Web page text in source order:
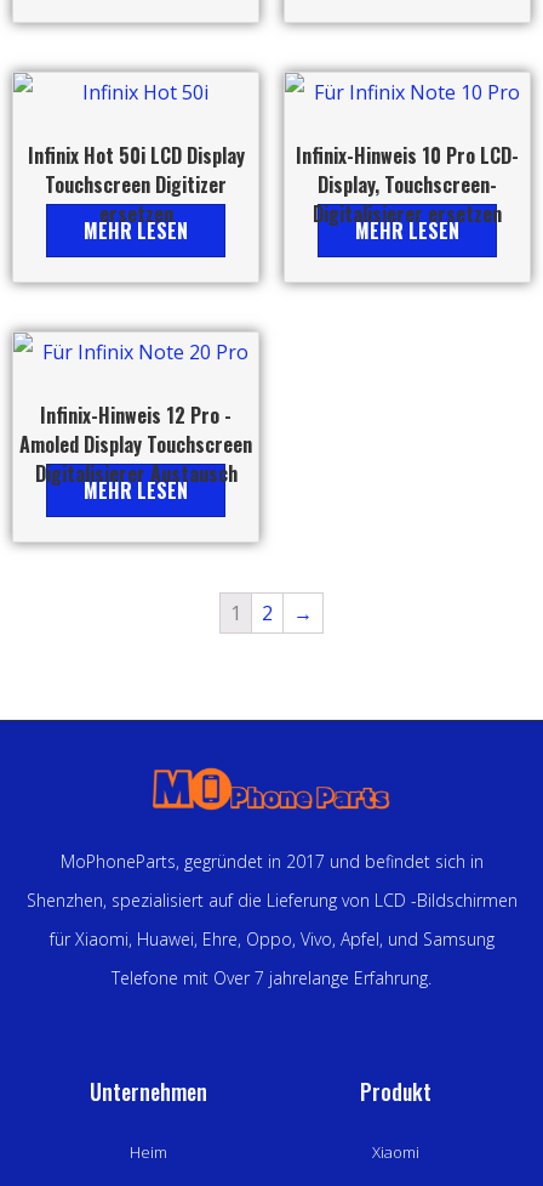
Infinix Hot 50i LCD Display
Touchscreen Digitizer
ersetzen
MEHR LESEN
Infinix-Hinweis 10 Pro LCD-
Display, Touchscreen-
Digitalisierer ersetzen
MEHR LESEN
Infinix-Hinweis 12 Pro -
Amoled Display Touchscreen
Digitalisierer Austausch
MEHR LESEN
1 2 →
MoPhoneParts, gegründet in 2017 und befindet sich in
Shenzhen, spezialisiert auf die Lieferung von LCD -Bildschirmen
für Xiaomi, Huawei, Ehre, Oppo, Vivo, Apfel, und Samsung
Telefone mit Over 7 jahrelange Erfahrung.
Unternehmen
Heim
Produkt
Xiaomi